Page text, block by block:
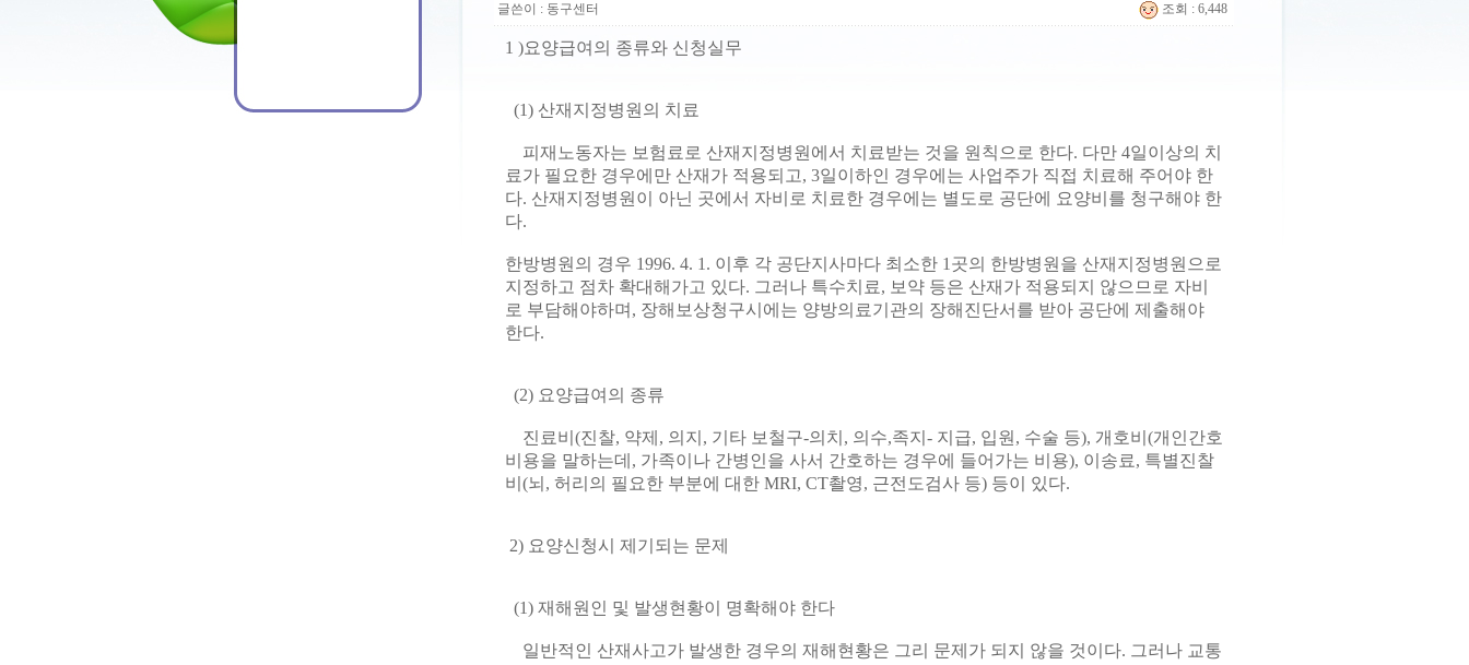
글쓴이 : 동구센터 조회 : 6,448
1 )요양급여의 종류와 신청실무
(1) 산재지정병원의 치료
피재노동자는 보험료로 산재지정병원에서 치료받는 것을 원칙으로 한다. 다만 4일이상의 치
료가 필요한 경우에만 산재가 적용되고, 3일이하인 경우에는 사업주가 직접 치료해 주어야 한
다. 산재지정병원이 아닌 곳에서 자비로 치료한 경우에는 별도로 공단에 요양비를 청구해야 한
다.
한방병원의 경우 1996. 4. 1. 이후 각 공단지사마다 최소한 1곳의 한방병원을 산재지정병원으로
지정하고 점차 확대해가고 있다. 그러나 특수치료, 보약 등은 산재가 적용되지 않으므로 자비
로 부담해야하며, 장해보상청구시에는 양방의료기관의 장해진단서를 받아 공단에 제출해야
한다.
(2) 요양급여의 종류
진료비(진찰, 약제, 의지, 기타 보철구-의치, 의수,족지- 지급, 입원, 수술 등), 개호비(개인간호
비용을 말하는데, 가족이나 간병인을 사서 간호하는 경우에 들어가는 비용), 이송료, 특별진찰
비(뇌, 허리의 필요한 부분에 대한 MRI, CT촬영, 근전도검사 등) 등이 있다.
2) 요양신청시 제기되는 문제
(1) 재해원인 및 발생현황이 명확해야 한다
일반적인 산재사고가 발생한 경우의 재해현황은 그리 문제가 되지 않을 것이다. 그러나 교통